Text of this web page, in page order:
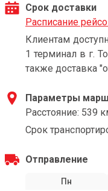
Срок доставки
Расписание
Клиентам
1 терминал в г.
также доставка
Параметры
Расстояние: 539
Срок
Отправление
Пн